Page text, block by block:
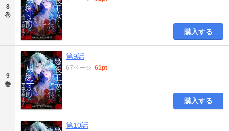
8
巻
購入する
9
巻
第9話
67ページ 61pt
購入する
第10話